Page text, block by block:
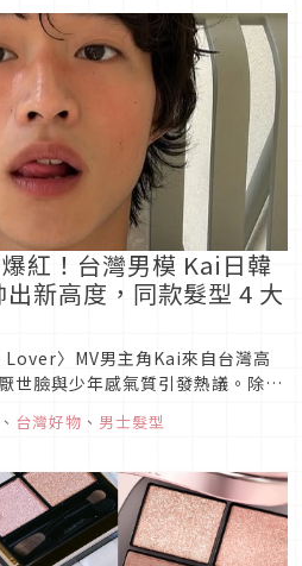
紅！台灣男模 Kai日韓
新高度，同款髮型 4 大
〉MV男主角Kai來自台灣高
世臉與少年感氣質引發熱議。除了
鍵。
、 台灣好物 、 男士髮型